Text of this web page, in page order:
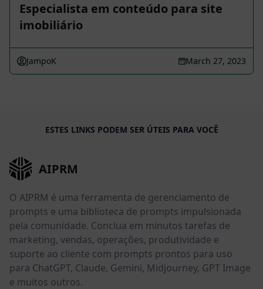
Especialista em conteúdo para site
imobiliário
JampoK March 27, 2023
ESTES LINKS PODEM SER ÚTEIS PARA VOCÊ
AIPRM
O AIPRM é uma ferramenta de gerenciamento de
prompts e uma biblioteca de prompts impulsionada
pela comunidade. Conclua em minutos tarefas de
marketing, vendas, operações, produtividade e
suporte ao cliente com prompts prontos para uso
para ChatGPT, Claude, Gemini, Midjourney, GPT Image
e muitos outros.